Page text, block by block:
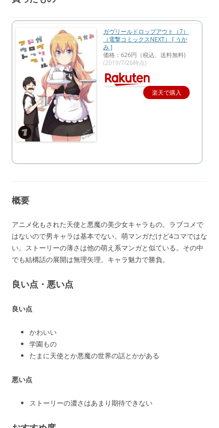
ガヴリールドロップアウト（7）
（電撃コミックスNEXT） [ うか
み ]
価格：626円（税込、送料無料)
(2019/7/26時点)
楽天で購入
概要
アニメ化もされた天使と悪魔の美少女キャラもの。ラブコメで
はないので男キャラは基本でない。萌マンガだけど4コマではな
い。ストーリーの薄さは他の萌え系マンガと似ている。その中
でも結構話の展開は無理矢理。キャラ魅力で勝負。
良い点・悪い点
良い点
かわいい
学園もの
たまに天使とか悪魔の世界の話とかがある
悪い点
ストーリーの濃さはあまり期待できない